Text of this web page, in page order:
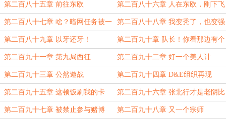
第二百八十五章 前往东欧 第二百八十六章 人在东欧，刚下飞
机
第二百八十七章 啥？暗网任务被一
锅端了？？
第二百八十八章 我变秃了，也变强
了
第二百八十九章 以牙还牙！ 第二百九十章 队长！你看那边有个
大卤蛋！！
第二百九十一章 第九局西征 第二百九十二章 好一个美人计
第二百九十三章 公然邀战 第二百九十四章 D&E组织再现
第二百九十五章 这顿饭刷我的卡 第二百九十六章 张北行才是老阴比
好吧
第二百九十七章 被禁止参与赌博 第二百九十八章 又一个宗师